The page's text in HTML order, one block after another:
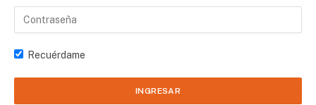
Recuérdame